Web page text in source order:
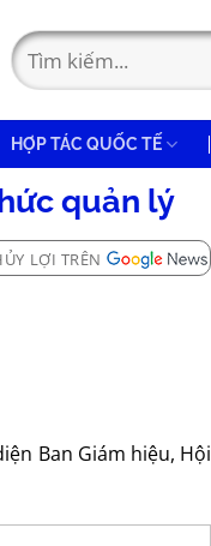
HỢP TÁC QUỐC TẾ
quản lý
LỢI TRÊN
Ban Giám hiệu, Hội